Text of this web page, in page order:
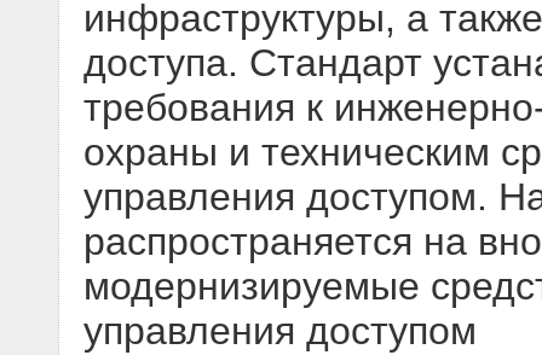
инфраструктуры, а
доступа. Стандарт
требования к
охраны и техническим
управления доступом.
распространяется на
модернизируемые
управления доступом